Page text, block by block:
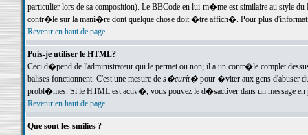
particulier lors de sa composition). Le BBCode en lui-m�me est similaire au style
contr�le sur la mani�re dont quelque chose doit �tre affich�. Pour plus
Revenir en haut de page
Puis-je utiliser le HTML?
Ceci d�pend de l'administrateur qui le permet ou non; il a un contr�le complet
balises fonctionnent. C'est une mesure de s�curit�pour �viter aux gens d'abuser
probl�mes. Si le HTML est activ�, vous pouvez le d�sactiver dans un message en
Revenir en haut de page
Que sont les smilies ?